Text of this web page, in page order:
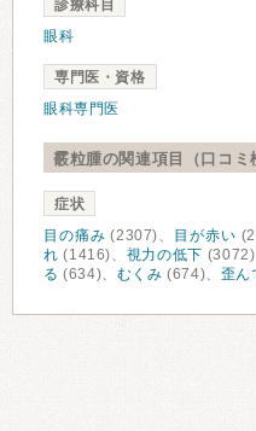
診療科目
眼科
専門医・資格
眼科専門医
霰粒腫の関連項目（口コミ
症状
目の痛み (2307)、 目が赤い
れ (1416)、 視力の低下
る (634)、 むくみ (674)、 歪ん